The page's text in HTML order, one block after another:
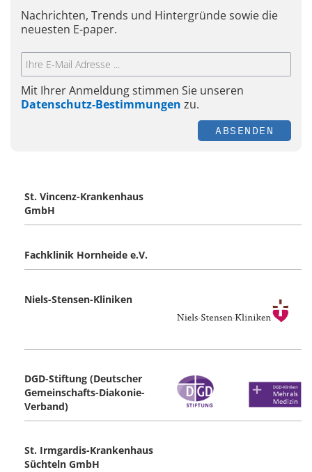
Nachrichten, Trends und Hintergründe sowie die
neuesten E-paper.
Mit Ihrer Anmeldung stimmen Sie unseren
Datenschutz-Bestimmungen zu.
ABSENDEN
St. Vincenz-Krankenhaus
GmbH
Fachklinik Hornheide e.V.
Niels-Stensen-Kliniken
DGD-Stiftung (Deutscher
Gemeinschafts-Diakonie-
Verband)
St. Irmgardis-Krankenhaus
Süchteln GmbH